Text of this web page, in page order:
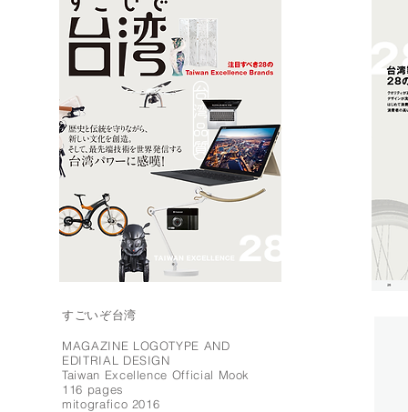
すごいぞ台湾
MAGAZINE LOGOTYPE AND
EDITRIAL DESIGN
Taiwan Excellence Official Mook
116 pages
mitografico 2016